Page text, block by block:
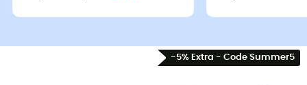
-5% Extra - Code Summer5